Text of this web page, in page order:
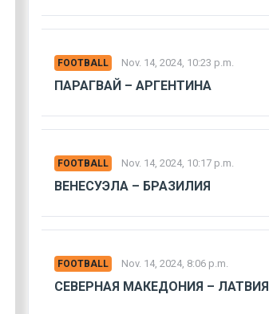
FOOTBALL Nov. 14, 2024, 10:23 p.m.
ПАРАГВАЙ – АРГЕНТИНА
FOOTBALL Nov. 14, 2024, 10:17 p.m.
ВЕНЕСУЭЛА – БРАЗИЛИЯ
FOOTBALL Nov. 14, 2024, 8:06 p.m.
СЕВЕРНАЯ МАКЕДОНИЯ – ЛАТВИЯ